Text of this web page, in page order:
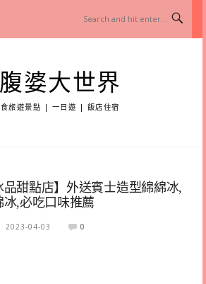
婆大世界
旅遊景點 | 一日遊 | 飯店住宿
甜點店】外送賓士造型綿綿冰,
,必吃口味推薦
2023-04-03 0